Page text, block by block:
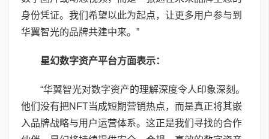
身份凭证。我们希望以此为起点，让更多用户参与到
华翼智光的品牌共建中来。”
星幻数字资产平台方面表示：
“华翼智光对数字资产的理解深度令人印象深刻。
他们没有把NFT当成短期营销热点，而是真正将其嵌
入品牌战略与用户运营体系。这正是我们寻找的合作